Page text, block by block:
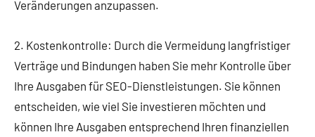
Veränderungen anzupassen.
2. Kostenkontrolle: Durch die Vermeidung langfristiger
Verträge und Bindungen haben Sie mehr Kontrolle über
Ihre Ausgaben für SEO-Dienstleistungen. Sie können
entscheiden, wie viel Sie investieren möchten und
können Ihre Ausgaben entsprechend Ihren finanziellen